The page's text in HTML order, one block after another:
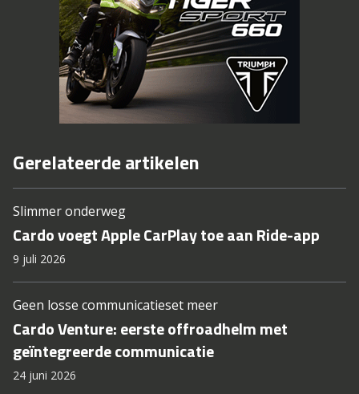
Gerelateerde artikelen
Slimmer onderweg
Cardo voegt Apple CarPlay toe aan Ride-app
9 juli 2026
Geen losse communicatieset meer
Cardo Venture: eerste offroadhelm met
geïntegreerde communicatie
24 juni 2026